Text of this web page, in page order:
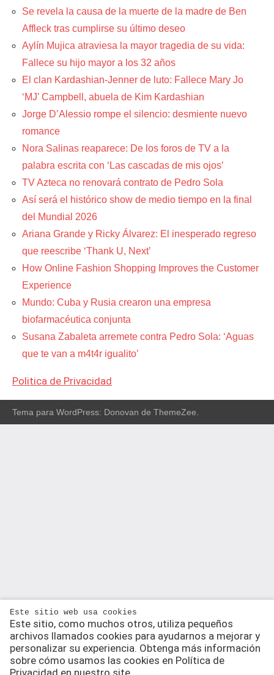
Se revela la causa de la muerte de la madre de Ben
Affleck tras cumplirse su último deseo
Aylín Mujica atraviesa la mayor tragedia de su vida:
Fallece su hijo mayor a los 32 años
El clan Kardashian-Jenner de luto: Fallece Mary Jo
‘MJ’ Campbell, abuela de Kim Kardashian
Jorge D’Alessio rompe el silencio: desmiente nuevo
romance
Nora Salinas reaparece: De los foros de TV a la
palabra escrita con ‘Las cascadas de mis ojos’
TV Azteca no renovará contrato de Pedro Sola
Así será el histórico show de medio tiempo en la final
del Mundial 2026
Ariana Grande y Ricky Álvarez: El inesperado regreso
que reescribe ‘Thank U, Next’
How Online Fashion Shopping Improves the Customer
Experience
Mundo: Cuba y Rusia crearon una empresa
biofarmacéutica conjunta
Susana Zabaleta arremete contra Pedro Sola: ‘Aguas
que te van a m4t4r igualito’
Politica de Privacidad
Tema para WordPress: Donovan de ThemeZee.
Este sitio web usa cookies
Este sitio, como muchos otros, utiliza pequeños
archivos llamados cookies para ayudarnos a mejorar y
personalizar su experiencia. Obtenga más información
sobre cómo usamos las cookies en Política de
Privacidad en nuestro site.